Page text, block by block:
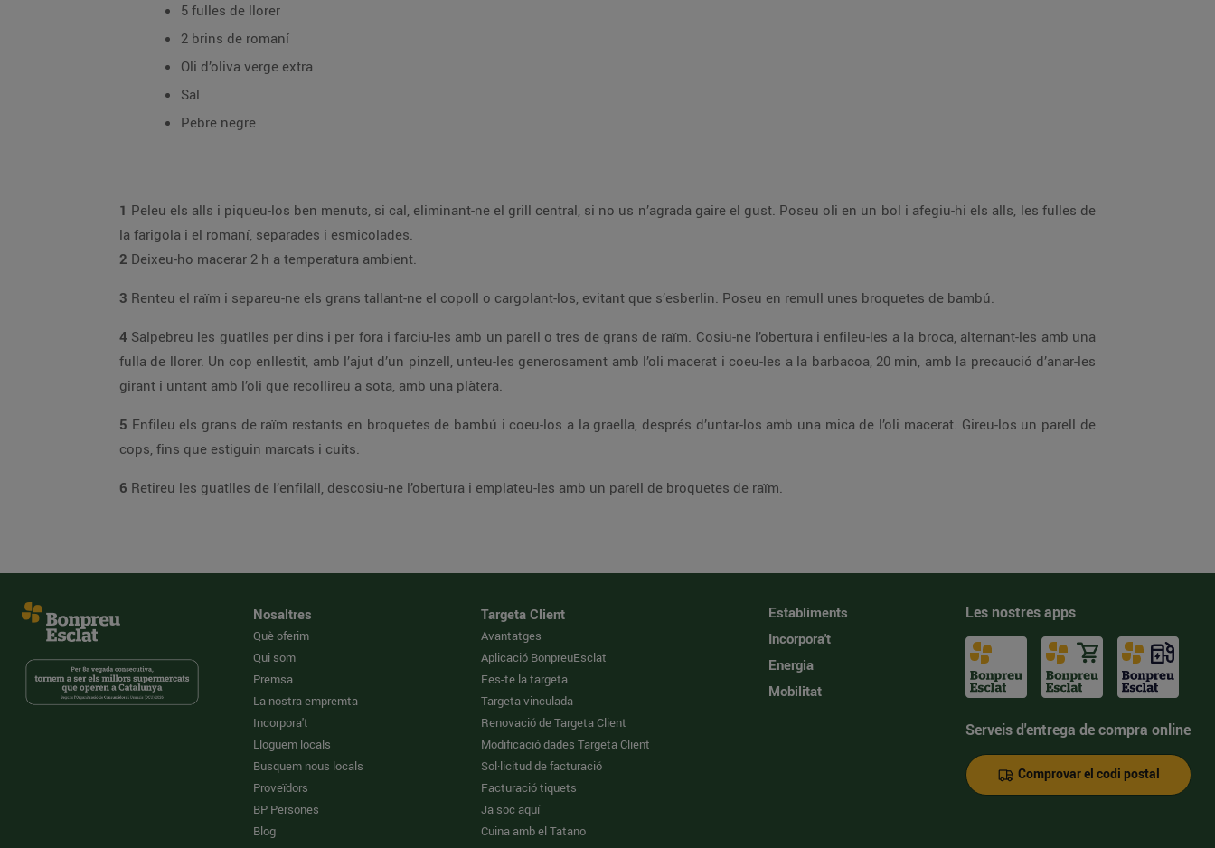
5 fulles de llorer
2 brins de romaní
Oli d’oliva verge extra
Sal
Pebre negre
1 Peleu els alls i piqueu-los ben menuts, si cal, eliminant-ne el grill central, si no us n’agrada gaire el gust. Poseu oli en un bol i afegiu-hi els alls, les fulles de
la farigola i el romaní, separades i esmicolades.
2 Deixeu-ho macerar 2 h a temperatura ambient.
3 Renteu el raïm i separeu-ne els grans tallant-ne el copoll o cargolant-los, evitant que s’esberlin. Poseu en remull unes broquetes de bambú.
4 Salpebreu les guatlles per dins i per fora i farciu-les amb un parell o tres de grans de raïm. Cosiu-ne l’obertura i enfileu-les a la broca, alternant-les amb una
fulla de llorer. Un cop enllestit, amb l’ajut d’un pinzell, unteu-les generosament amb l’oli macerat i coeu-les a la barbacoa, 20 min, amb la precaució d’anar-les
girant i untant amb l’oli que recollireu a sota, amb una plàtera.
5 Enfileu els grans de raïm restants en broquetes de bambú i coeu-los a la graella, després d’untar-los amb una mica de l’oli macerat. Gireu-los un parell de
cops, fins que estiguin marcats i cuits.
6 Retireu les guatlles de l’enfilall, descosiu-ne l’obertura i emplateu-les amb un parell de broquetes de raïm.
Nosaltres
Què oferim
Qui som
Premsa
La nostra empremta
Incorpora't
Lloguem locals
Busquem nous locals
Proveïdors
BP Persones
Blog
Targeta Client
Avantatges
Aplicació BonpreuEsclat
Fes-te la targeta
Targeta vinculada
Renovació de Targeta Client
Modificació dades Targeta Client
Sol·licitud de facturació
Facturació tiquets
Ja soc aquí
Cuina amb el Tatano
Establiments
Incorpora't
Energia
Mobilitat
Les nostres apps
Serveis d'entrega de compra online
Comprovar el codi postal